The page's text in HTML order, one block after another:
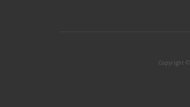
Copyright ©